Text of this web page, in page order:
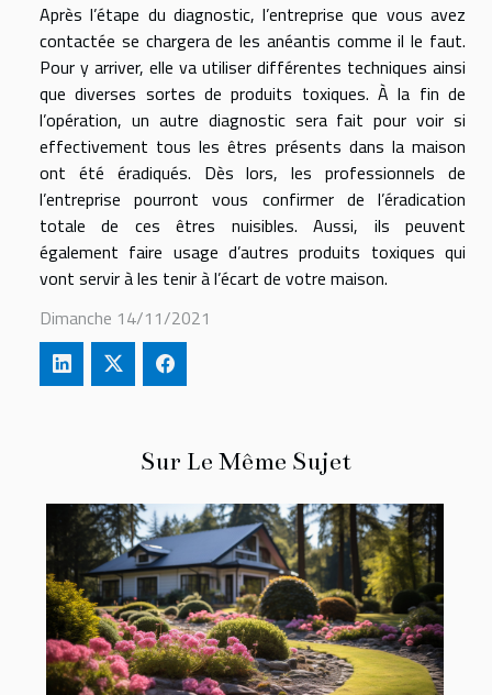
Sur Le Même Sujet
Après l’étape du diagnostic, l’entreprise que vous avez
contactée se chargera de les anéantis comme il le faut.
Pour y arriver, elle va utiliser différentes techniques ainsi
que diverses sortes de produits toxiques. À la fin de
l’opération, un autre diagnostic sera fait pour voir si
effectivement tous les êtres présents dans la maison
ont été éradiqués. Dès lors, les professionnels de
l’entreprise pourront vous confirmer de l’éradication
totale de ces êtres nuisibles. Aussi, ils peuvent
également faire usage d’autres produits toxiques qui
vont servir à les tenir à l’écart de votre maison.
Dimanche 14/11/2021